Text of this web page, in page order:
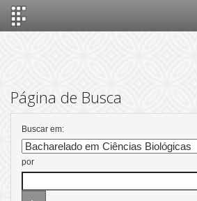
Página de Busca
Buscar em:
por